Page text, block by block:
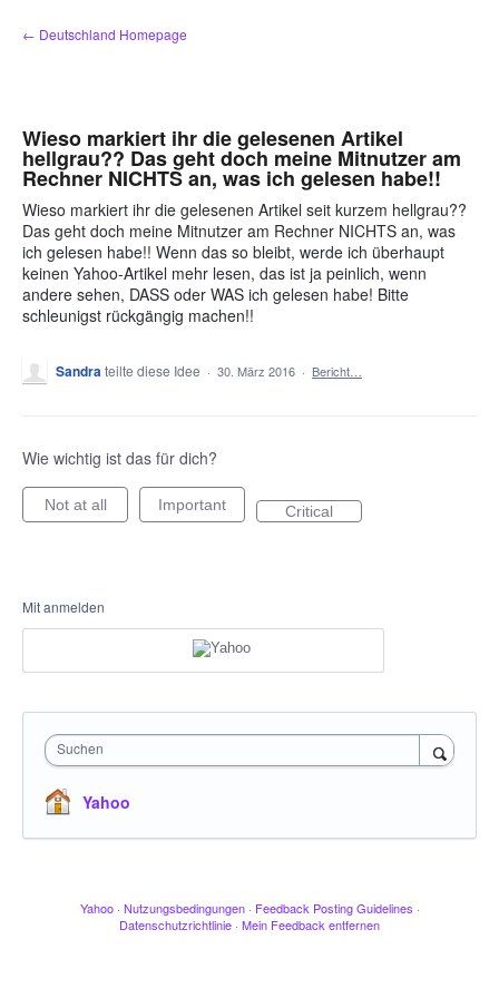
Zum
Inhalt
← Deutschland Homepage
Wieso markiert ihr die gelesenen Artikel
hellgrau?? Das geht doch meine Mitnutzer am
Rechner NICHTS an, was ich gelesen habe!!
Wieso markiert ihr die gelesenen Artikel seit kurzem hellgrau??
Das geht doch meine Mitnutzer am Rechner NICHTS an, was
ich gelesen habe!! Wenn das so bleibt, werde ich überhaupt
keinen Yahoo-Artikel mehr lesen, das ist ja peinlich, wenn
andere sehen, DASS oder WAS ich gelesen habe! Bitte
schleunigst rückgängig machen!!
Sandrateilte diese Idee · 30. März 2016 · Bericht…
Wie wichtig ist das für dich?
Not at all Important Critical
Mit anmelden
Suchen
Yahoo
Yahoo · Nutzungsbedingungen · Feedback Posting Guidelines ·
Datenschutzrichtlinie · Mein Feedback entfernen